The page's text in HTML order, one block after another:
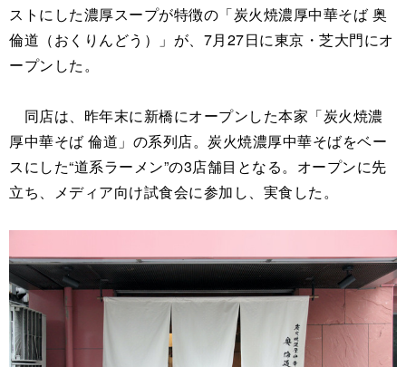
ストにした濃厚スープが特徴の「炭火焼濃厚中華そば 奥
倫道（おくりんどう）」が、7月27日に東京・芝大門にオ
ープンした。
同店は、昨年末に新橋にオープンした本家「炭火焼濃
厚中華そば 倫道」の系列店。炭火焼濃厚中華そばをベー
スにした“道系ラーメン”の3店舗目となる。オープンに先
立ち、メディア向け試食会に参加し、実食した。